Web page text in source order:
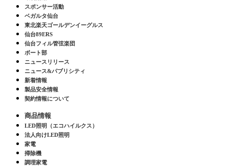
スポンサー活動
ベガルタ仙台
東北楽天ゴールデンイーグルス
仙台89ERS
仙台フィル管弦楽団
ボート部
ニュースリリース
ニュース&パブリシティ
新着情報
製品安全情報
契約情報について
商品情報
LED照明（エコハイルクス）
法人向けLED照明
家電
掃除機
調理家電